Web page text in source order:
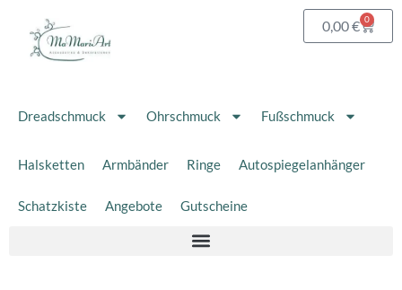
Inhalt
springen
0,00€ 0
Dreadschmuck Ohrschmuck Fußschmuck
Halsketten Armbänder Ringe Autospiegelanhänger
Schatzkiste Angebote Gutscheine